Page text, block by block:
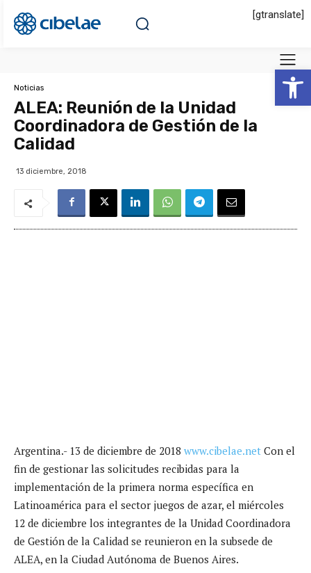
Abrir
[gtranslate]
Noticias
ALEA: Reunión de la Unidad
Coordinadora de Gestión de la
Calidad
13 diciembre, 2018
Argentina.- 13 de diciembre de 2018 www.cibelae.net Con el
fin de gestionar las solicitudes recibidas para la
implementación de la primera norma específica en
Latinoamérica para el sector juegos de azar, el miércoles
12 de diciembre los integrantes de la Unidad Coordinadora
de Gestión de la Calidad se reunieron en la subsede de
ALEA, en la Ciudad Autónoma de Buenos Aires.